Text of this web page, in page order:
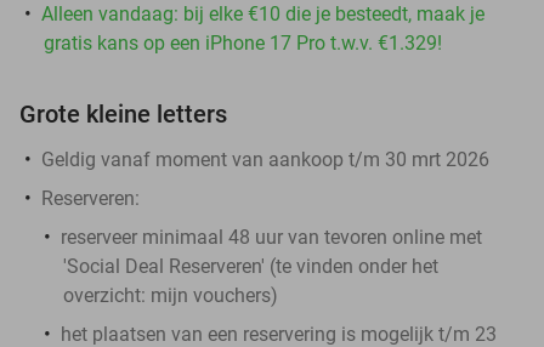
Alleen vandaag: bij elke €10 die je besteedt, maak je
gratis kans op een iPhone 17 Pro t.w.v. €1.329!
Grote kleine letters
Geldig vanaf moment van aankoop t/m 30 mrt 2026
Reserveren:
reserveer minimaal 48 uur van tevoren online met
'Social Deal Reserveren' (te vinden onder het
overzicht: mijn vouchers)
het plaatsen van een reservering is mogelijk t/m 23